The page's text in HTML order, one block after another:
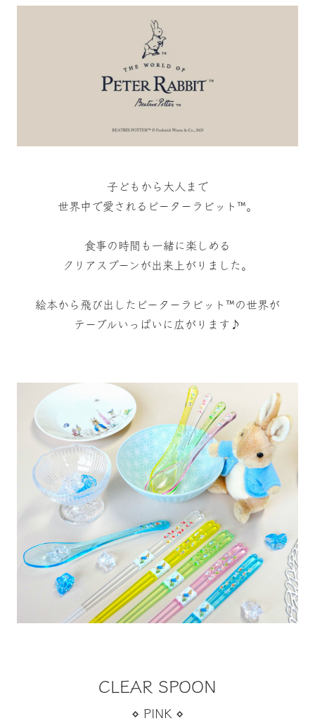
子どもから大人まで
世界中で愛されるピーターラビット™。
食事の時間も一緒に楽しめる
クリアスプーンが出来上がりました。
絵本から飛び出したピーターラビット™の世界が
テーブルいっぱいに広がります♪
CLEAR SPOON
⋄ PINK ⋄